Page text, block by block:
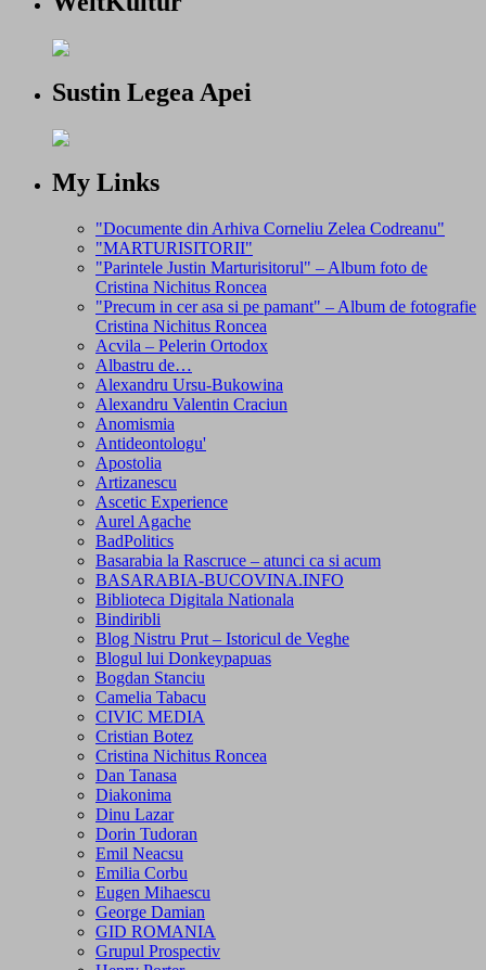
Sustin Legea Apei
My Links
"Documente din Arhiva Corneliu Zelea Codreanu"
"MARTURISITORII"
"Parintele Justin Marturisitorul" – Album foto de
Cristina Nichitus Roncea
"Precum in cer asa si pe pamant" – Album de fotografie
Cristina Nichitus Roncea
Acvila – Pelerin Ortodox
Albastru de…
Alexandru Ursu-Bukowina
Alexandru Valentin Craciun
Anomismia
Antideontologu'
Apostolia
Artizanescu
Ascetic Experience
Aurel Agache
BadPolitics
Basarabia la Rascruce – atunci ca si acum
BASARABIA-BUCOVINA.INFO
Biblioteca Digitala Nationala
Bindiribli
Blog Nistru Prut – Istoricul de Veghe
Blogul lui Donkeypapuas
Bogdan Stanciu
Camelia Tabacu
CIVIC MEDIA
Cristian Botez
Cristina Nichitus Roncea
Dan Tanasa
Diakonima
Dinu Lazar
Dorin Tudoran
Emil Neacsu
Emilia Corbu
Eugen Mihaescu
George Damian
GID ROMANIA
Grupul Prospectiv